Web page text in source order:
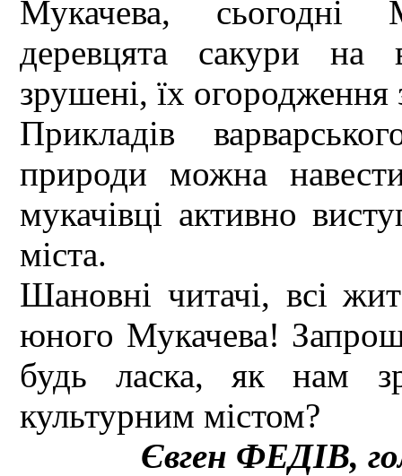
Мукачева,
деревцята сакури
зрушені, їх огородження
Прикладів
природи можна
мукачівці активно
міста.
Шановні читачі, всі
юного Мукачева!
будь ласка, як нам
культурним містом?
Євген ФЕДІВ,